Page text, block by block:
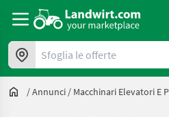
Sfoglia le offerte
/Annunci / Macchinari Elevatori E